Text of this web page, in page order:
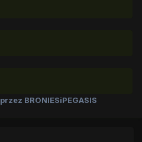
przez BRONIESiPEGASIS